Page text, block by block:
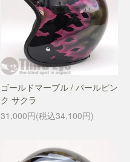
ゴールドマーブル / パールピン
ク サクラ
31,000円(税込34,100円)